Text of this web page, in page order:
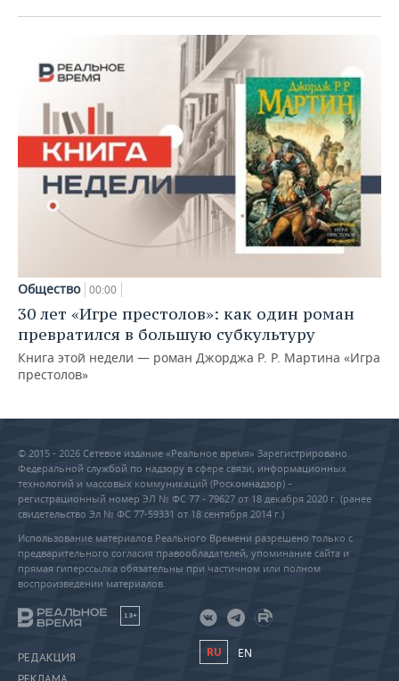
Общество 00:00
30 лет «Игре престолов»: как один роман
превратился в большую субкультуру
Книга этой недели — роман Джорджа Р. Р. Мартина «Игра
престолов»
© 2015 - 2026 Сетевое издание «Реальное время» Зарегистрировано
Федеральной службой по надзору в сфере связи, информационных
технологий и массовых коммуникаций (Роскомнадзор) –
регистрационный номер ЭЛ № ФС 77 - 79627 от 18 декабря 2020 г. (ранее
свидетельство Эл № ФС 77-59331 от 18 сентября 2014 г.)
Использование материалов Реального Времени разрешено только с
предварительного согласия правообладателей, упоминание сайта и
прямая гиперссылка обязательны при частичном или полном
воспроизведении материалов.
18+
РЕДАКЦИЯ
RU EN